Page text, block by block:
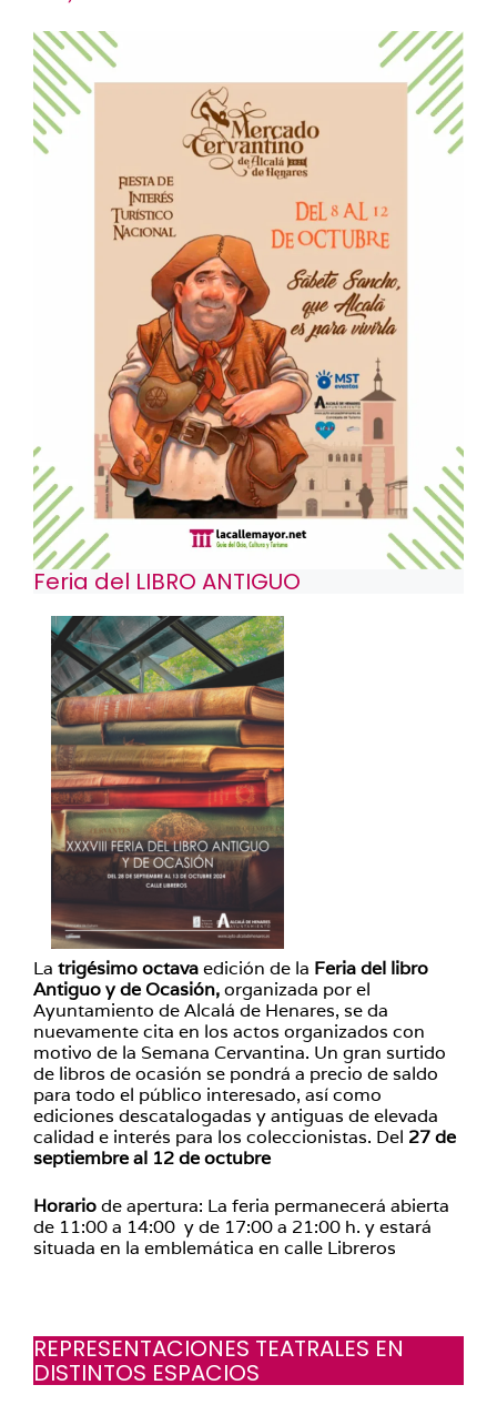
Feria del LIBRO ANTIGUO
La trigésimo octavaedición de la Feria del libro
Antiguo y de Ocasión,organizada por el
Ayuntamiento de Alcalá de Henares, se da
nuevamente cita en los actos organizados con
motivo de la Semana Cervantina. Un gran surtido
de libros de ocasión se pondrá a precio de saldo
para todo el público interesado, así como
ediciones descatalogadas y antiguas de elevada
calidad e interés para los coleccionistas. Del 27 de
septiembre al 12 de octubre
Horariode apertura: La feria permanecerá abierta
de 11:00 a 14:00 y de 17:00 a 21:00 h. y estará
situada en la emblemática en calle Libreros
REPRESENTACIONES TEATRALES EN
DISTINTOS ESPACIOS